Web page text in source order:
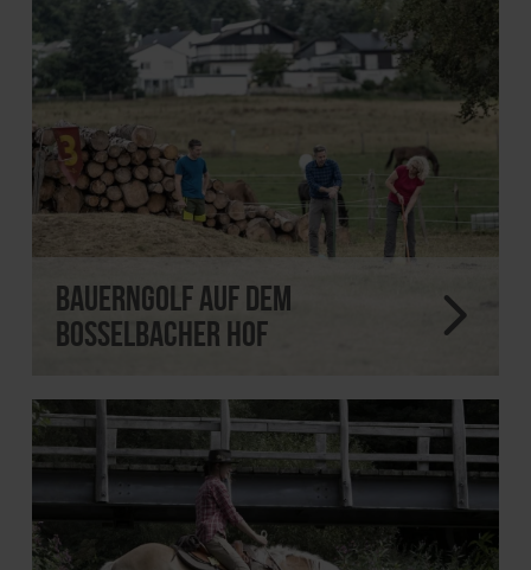
Bauerngolf auf dem
Bosselbacher Hof